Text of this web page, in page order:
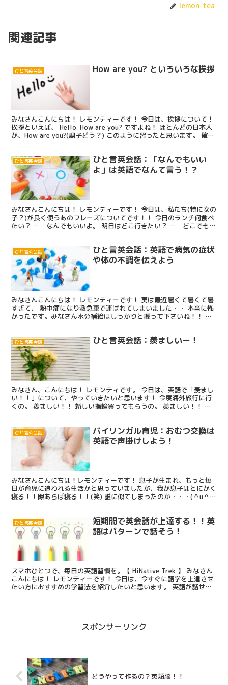
lemon-tea
関連記事
ひと言英会話 How are you? といろいろな挨拶
みなさんこんにちは！ レモンティーです！ 今日は、挨拶について！
挨拶といえば、 Hello. How are you? ですよね！ ほとんどの日本人
が、How are you?(調子どう？) このように習ったと思います。 確か
ひと言英会話
ひと言英会話：「なんでもいい
よ」は英語でなんて言う！？
みなさんこんにちは！ レモンティーです！ 今日は、私たち(特に女の
子？)が良く使うあのフレーズについてです！！ 今日のランチ何食べ
たい？ － なんでもいいよ。 明日はどこ行きたい？ － どこでもい
ひと言英会話
ひと言英会話：英語で病気の症状
や体の不調を伝えよう
みなさんこんにちは！ レモンティーです！ 実は最近暑くて暑くて暑
すぎて、 熱中症になり救急車で運ばれてしまいました・・ 本当に怖
かったです。みなさん水分補給はしっかりと摂って下さいね！！ そ
ひと言英会話 ひと言英会話：羨ましいー！
みなさん、こんにちは！ レモンティです。 今日は、英語で「羨まし
い！！」について、やっていきたいと思います！ 今度海外旅行に行
くの。 羨ましい！！ 新しい指輪買ってもらうの。 羨ましい！！ い
ひと言英会話
バイリンガル育児：おむつ交換は
英語で声掛けしよう！
みなさんこんにちは！レモンティーです！ 息子が生まれ、もっと毎
日が育児に追われる生活かと思っていましたが、我が息子はとにかく
寝る！！隙あらば寝る！！(笑) 誰に似てしまったのか・・・(＾u＾)
ひと言英会話
短期間で英会話が上達する！！英
語はパターンで話そう！
スマホひとつで、毎日の英語習慣を。【 HiNative Trek 】 みなさん
こんにちは！ レモンティーです！ 今日は、今すぐに語学を上達させ
たい方におすすめの学習法を紹介したいと思います。 英語が話せる
スポンサーリンク
どうやって作るの？英語脳！！